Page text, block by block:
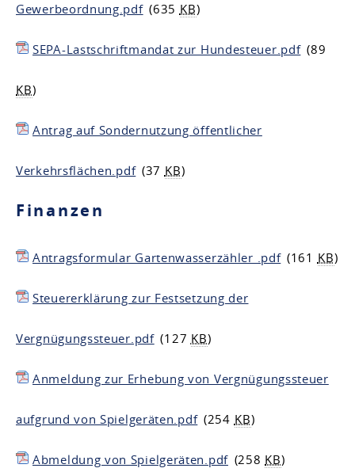
Gewerbeordnung.pdf (635 KB)
SEPA-Lastschriftmandat zur Hundesteuer.pdf (89
KB)
Antrag auf Sondernutzung öffentlicher
Verkehrsflächen.pdf (37 KB)
Finanzen
Antragsformular Gartenwasserzähler .pdf (161 KB)
Steuererklärung zur Festsetzung der
Vergnügungssteuer.pdf (127 KB)
Anmeldung zur Erhebung von Vergnügungssteuer
aufgrund von Spielgeräten.pdf (254 KB)
Abmeldung von Spielgeräten.pdf (258 KB)